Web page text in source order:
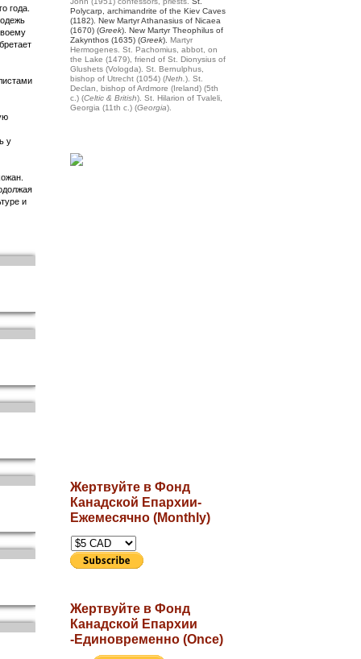
Polycarp, archimandrite of the Kiev Caves
(1182). New Martyr Athanasius of Nicaea
(1670) (Greek). New Martyr Theophilus of
Zakynthos (1635) (Greek). Martyr
Hermogenes. St. Pachomius, abbot, on
the Lake (1479), friend of St. Dionysius of
Glushets (Vologda). St. Bernulphus,
bishop of Utrecht (1054) (Neth.). St.
Declan, bishop of Ardmore (Ireland) (5th
c.) (Celtic & British). St. Hilarion of Tvaleli,
Georgia (11th c.) (Georgia).
Жертвуйте в Фонд
Канадской Епархии-
Ежемесячно (Monthly)
Жертвуйте в Фонд
Канадской Епархии
-Единовременно (Once)
года.
у
и